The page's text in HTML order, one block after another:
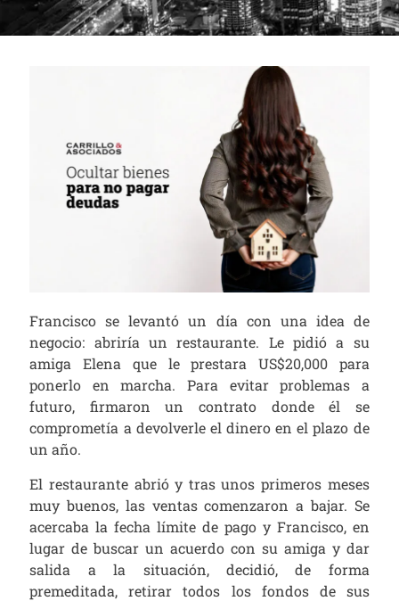
Francisco se levantó un día con una idea de
negocio: abriría un restaurante. Le pidió a su
amiga Elena que le prestara US$20,000 para
ponerlo en marcha. Para evitar problemas a
futuro, firmaron un contrato donde él se
comprometía a devolverle el dinero en el plazo de
un año.
El restaurante abrió y tras unos primeros meses
muy buenos, las ventas comenzaron a bajar. Se
acercaba la fecha límite de pago y Francisco, en
lugar de buscar un acuerdo con su amiga y dar
salida a la situación, decidió, de forma
premeditada, retirar todos los fondos de sus